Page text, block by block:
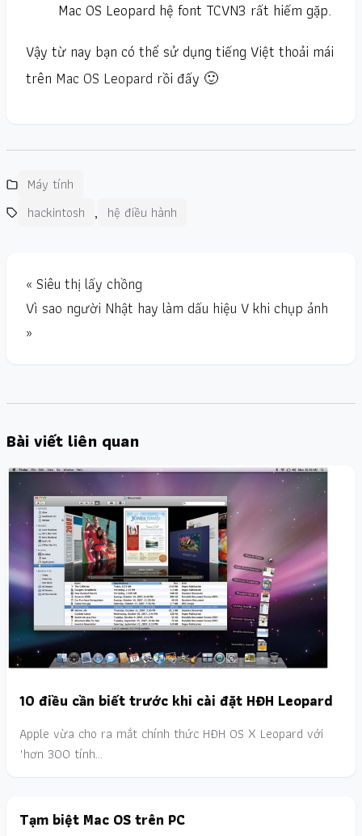
Mac OS Leopard hệ font TCVN3 rất hiếm gặp.
Vậy từ nay bạn có thể sử dụng tiếng Việt thoải mái
trên Mac OS Leopard rồi đấy 🙂
Máy tính
hackintosh , hệ điều hành
« Siêu thị lấy chồng
Vì sao người Nhật hay làm dấu hiệu V khi chụp ảnh
»
Bài viết liên quan
10 điều cần biết trước khi cài đặt HĐH Leopard
Apple vừa cho ra mắt chính thức HĐH OS X Leopard với
"hơn 300 tính…
Tạm biệt Mac OS trên PC